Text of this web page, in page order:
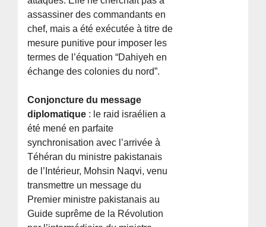
assassiner des commandants en
chef, mais a été exécutée à titre de
mesure punitive pour imposer les
termes de l’équation “Dahiyeh en
échange des colonies du nord”.
Conjoncture du message
diplomatique : le raid israélien a
été mené en parfaite
synchronisation avec l’arrivée à
Téhéran du ministre pakistanais
de l’Intérieur, Mohsin Naqvi, venu
transmettre un message du
Premier ministre pakistanais au
Guide suprême de la Révolution